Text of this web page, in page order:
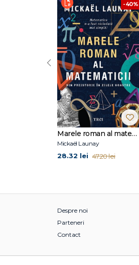
-40%
Marele roman al matematicii
Mickaël Launay
28.32 lei 47.20 lei
‹
Despre noi
Parteneri
Contact